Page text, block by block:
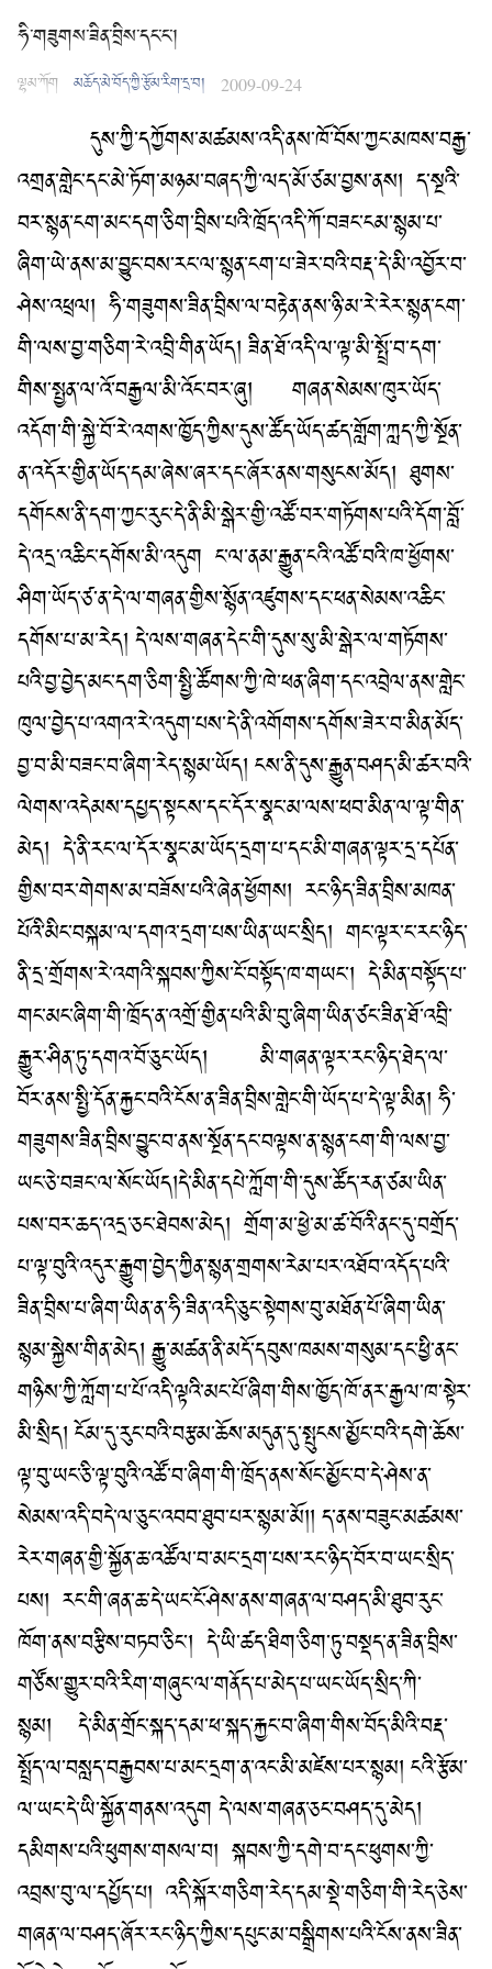
ཧི་གཟུགས་ཟིན་བྲིས་དང་ང་།
ལྷམ་ཀོག མཆོད་མེ་བོད་ཀྱི་རྩོམ་རིག་དྲ་བ། 2009-09-24
དུས་ཀྱི་དཀྱོགས་མཚམས་འདི་ནས་ཁོ་བོས་ཀྱང་མཁས་བརྒྱ་
འགྲན་གླེང་དང་མེ་ཏོག་མཉམ་བཞད་ཀྱི་ལད་མོ་ཙམ་བྱས་ནས། ད་སྔའི་
བར་སྙན་ངག་མང་དག་ཅིག་བྲིས་པའི་ཁྲོད་འདི་ཀོ་བཟང་ངམ་སྙམ་པ་
ཞིག་ཡེ་ནས་མ་བྱུང་བས་རང་ལ་སྙན་ངག་པ་ཟེར་བའི་བརྡ་དེ་མི་འབྱོར་བ་
ཤེས་འཕྲལ། ཧི་གཟུགས་ཟིན་བྲིས་ལ་བརྟེན་ནས་ཉི་མ་རེ་རེར་སྙན་ངག་
གི་ལས་བྱ་གཅིག་རེ་འབྲི་གིན་ཡོད། ཟིན་ཐོ་འདི་ལ་ལྟ་མི་སྤྲོ་བ་དག་
གིས་སྤྱན་ལ་འོ་བརྒྱལ་མི་འོང་བར་ཞུ།
གཞན་སེམས་ཁུར་ཡོད་
འདོག་གི་སྐྱེ་བོ་རེ་འགས་ཁྱོད་ཀྱིས་དུས་ཚོད་ཡོད་ཚད་གློག་ཀླད་ཀྱི་སྔོན་
ན་འདོར་གྱིན་ཡོད་དམ་ཞེས་ཞར་དང་ཞོར་ནས་གསུངས་མོད། ཐུགས་
དགོངས་ནི་དག་ཀྱང་རུང་དེ་ནི་མི་སྒེར་གྱི་འཚོ་བར་གཏོགས་པའི་དོག་བློ་
དེ་འདྲ་འཆིང་དགོས་མི་འདུག ང་ལ་ནམ་རྒྱུན་ངའི་འཚོ་བའི་ཁ་ཕྱོགས་
ཤིག་ཡོད་ཙ་ན་དེ་ལ་གཞན་གྱིས་སྙོན་འཛུགས་དང་ཕན་སེམས་འཆིང་
དགོས་པ་མ་རེད། དེ་ལས་གཞན་དེང་གི་དུས་སུ་མི་སྒེར་ལ་གཏོགས་
པའི་བྱ་བྱེད་མང་དག་ཅིག་སྤྱི་ཚོགས་ཀྱི་ཁེ་ཕན་ཞིག་དང་འབྲེལ་ནས་གླེང་
ཁུལ་བྱེད་པ་འགའ་རེ་འདུག་པས་དེ་ནི་འགོགས་དགོས་ཟེར་བ་མིན་མོད་
བྱ་བ་མི་བཟང་བ་ཞིག་རེད་སྙམ་ཡོད། ངས་ནི་དུས་རྒྱུན་བཤད་མི་ཚར་བའི་
ལེགས་འདེམས་དཔྱད་སྟངས་དང་དོར་སྣང་མ་ལས་ཕབ་མིན་ལ་ལྟ་གིན་
མེད། དེ་ནི་རང་ལ་དོར་སྣང་མ་ཡོད་དྲག་པ་དང་མི་གཞན་ལྟར་དྲ་དཔོན་
གྱིས་བར་གེགས་མ་བཟོས་པའི་ཞེན་ཕྱོགས། རང་ཉིད་ཟིན་བྲིས་མཁན་
པོའི་མིང་བསྐམ་ལ་དགའ་དྲག་པས་ཡིན་ཡང་སྲིད། གང་ལྟར་ང་རང་ཉིད་
ནི་དྲ་གྲོགས་རེ་འགའི་སྐབས་ཀྱིས་ངོ་བསྟོད་ཁ་གཡང་། དེ་མིན་བསྟོད་པ་
གང་མང་ཞིག་གི་ཁྲོད་ན་འགྲོ་གྱིན་པའི་མི་བུ་ཞིག་ཡིན་ཙང་ཟིན་ཐོ་འབྲི་
རྒྱུར་ཤིན་ཏུ་དགའ་བོ་ཅུང་ཡོད།
མི་གཞན་ལྟར་རང་ཉིད་ཐེད་ལ་
བོར་ནས་སྤྱི་དོན་རྐྱང་བའི་ངོས་ན་ཟིན་བྲིས་གླེང་གི་ཡོད་པ་དེ་ལྟ་མིན། ཧི་
གཟུགས་ཟིན་བྲིས་བྱུང་བ་ནས་སྔོན་དང་བལྟས་ན་སྙན་ངག་གི་ལས་བྱ་
ཡང་ཅེ་བཟང་ལ་སོང་ཡོད།དེ་མིན་དཔེ་ཀློག་གི་དུས་ཚོད་རན་ཙམ་ཡིན་
པས་བར་ཆད་འདྲ་ཅང་ཐེབས་མེད། གྲོག་མ་ཕྱེ་མ་ཚ་བོའི་ནང་དུ་བགྲོད་
པ་ལྟ་བུའི་འདུར་རྒྱུག་བྱེད་ཀྱིན་སྙན་གྲགས་རེམ་པར་འཐོབ་འདོད་པའི་
ཟིན་བྲིས་པ་ཞིག་ཡིན་ན་ཧི་ཟིན་འདི་ཅུང་སྟེགས་བུ་མཐོན་པོ་ཞིག་ཡིན་
སྙམ་སྐྱེས་གིན་མེད། རྒྱུ་མཚན་ནི་མདོ་དབུས་ཁམས་གསུམ་དང་ཕྱི་ནང་
གཉིས་ཀྱི་ཀློག་པ་པོ་འདི་ལྟའི་མང་པོ་ཞིག་གིས་ཁྱོད་ཁོ་ནར་རྒྱལ་ཁ་སྟེར་
མི་སྲིད། ངོམ་དུ་རུང་བའི་བརྩམ་ཆོས་མདུན་དུ་སྤུངས་མྱོང་བའི་དགེ་ཆོས་
ལྟ་བུ་ཡང་ཅི་ལྟ་བུའི་འཚོ་བ་ཞིག་གི་ཁྲོད་ནས་སོང་མྱོང་བ་དེ་ཤེས་ན་
སེམས་འདི་བདེ་ལ་ཅུང་འབབ་ཐུབ་པར་སྙམ་མོ།། ད་ནས་བཟུང་མཚམས་
རེར་གཞན་གྱི་སྐྱོན་ཆ་འཚོལ་བ་མང་དྲག་པས་རང་ཉིད་བོར་བ་ཡང་སྲིད་
པས། རང་གི་ཞན་ཆ་དེ་ཡང་ངོ་ཤེས་ནས་གཞན་ལ་བཤད་མི་ཐུབ་རུང་
ཁོག་ནས་བརྩིས་བཏབ་ཅིང་། དེ་ཡི་ཚད་ཐིག་ཅིག་ཏུ་བསྡད་ན་ཟིན་བྲིས་
གཙོས་གྱུར་བའི་རིག་གཞུང་ལ་གནོད་པ་མེད་པ་ཡང་ཡོད་སྲིད་ཀི་
སྙམ། དེ་མིན་གྲོང་སྐད་དམ་ཕ་སྐད་རྐྱང་བ་ཞིག་གིས་བོད་མིའི་བརྡ་
སྤྲོད་ལ་བསླད་བརྒྱབས་པ་མང་དྲག་ན་འང་མི་མཛེས་པར་སྙམ། ངའི་རྩོམ་
ལ་ཡང་དེ་ཡི་སྐྱོན་གནས་འདུག དེ་ལས་གཞན་ཅང་བཤད་དུ་མེད།
དམིགས་པའི་ཕུགས་གསལ་བ། སྐབས་ཀྱི་དགེ་བ་དང་ཕུགས་ཀྱི་
འབྲས་བུ་ལ་དཔྱོད་པ། འདི་སྐོར་གཅིག་རེད་དམ་སྡེ་གཅིག་གི་རེད་ཅེས་
གཞན་ལ་བཤད་ཞོར་རང་ཉིད་ཀྱིས་དཔུང་མ་བསྒྲིགས་པའི་ངོས་ནས་ཟིན་